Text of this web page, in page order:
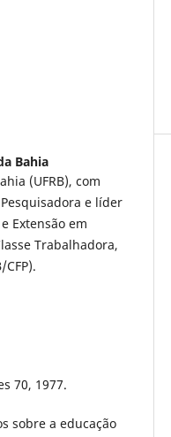
Bahia
(UFRB), com
e líder
Extensão em
Trabalhadora,
70, 1977.
sobre a educação